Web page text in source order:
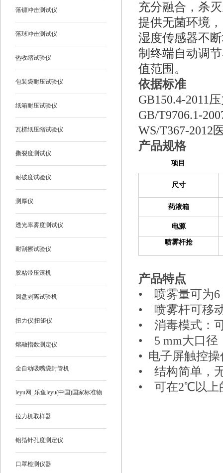
落镖冲击测试仪
落球冲击测试仪
热收缩试验仪
包装袋耐压试验仪
纸箱耐压试验仪
瓦楞纸压缩试验仪
撕裂度测试仪
耐破度试验仪
测厚仪
透光率雾度测试仪
耐刮擦试验仪
胶粘带压滚机
圆盘剥离试验机
扭力仪|扭矩仪
熔融指数测定仪
全自动吸嘴袋封管机
leyu网_乐鱼leyu(中国)国家标准物
质
拉力机取样器
铝箔针孔度测定仪
口罩检测仪器
充分融合，杀
提供无菌环境
湿度传感器不
制终端自动调
值范围。
依据标准
GB150.4-2011
GB/T9706.1-
WS/T367-2012
产品规格
项目
尺寸
药液箱
电源
喷雾杆抢
产品特点
•
喷雾量可为
•
喷雾杆可移
•
消毒模式：
• 5 mm大口径
• 电子屏触控
•
结构简单，
•
可在2℃以上